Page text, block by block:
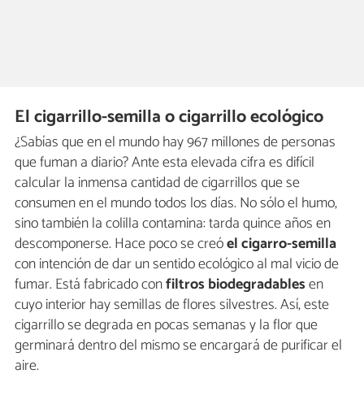
El cigarrillo-semilla o cigarrillo ecológico
¿Sabías que en el mundo hay 967 millones de personas
que fuman a diario? Ante esta elevada cifra es difícil
calcular la inmensa cantidad de cigarrillos que se
consumen en el mundo todos los días. No sólo el humo,
sino también la colilla contamina: tarda quince años en
descomponerse. Hace poco se creóel cigarro-semilla
con intención de dar un sentido ecológico al mal vicio de
fumar. Está fabricado confiltros biodegradablesen
cuyo interior hay semillas de flores silvestres. Así, este
cigarrillo se degrada en pocas semanas y la flor que
germinará dentro del mismo se encargará de purificar el
aire.